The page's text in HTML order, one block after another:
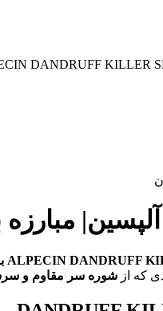
که از شوره سر مقاوم و